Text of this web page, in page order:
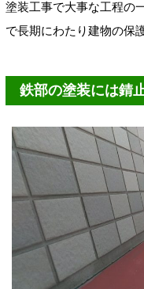
塗装工事で大事な工程の
で長期にわたり建物の保
鉄部の塗装には錆